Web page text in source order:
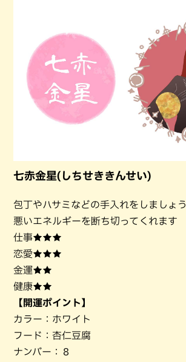
七赤金星(しちせききんせい)
包丁やハサミなどの手入れをしましょう
悪いエネルギーを断ち切ってくれます
仕事★★★
恋愛★★★
金運★★
健康★★
【開運ポイント】
カラー：ホワイト
フード：杏仁豆腐
ナンバー：８